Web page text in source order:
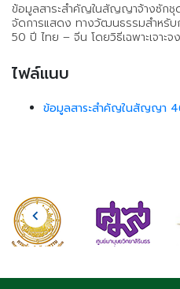
ข้อมูลสาระสำคัญในสัญญาจ้างซักชุด
จัดการแสดง ทางวัฒนธรรมสำหรั
50 ปี ไทย – จีน โดยวิธีเฉพาะเจาะจง
ไฟล์แนบ
ข้อมูลสาระสำคัญในสัญญา